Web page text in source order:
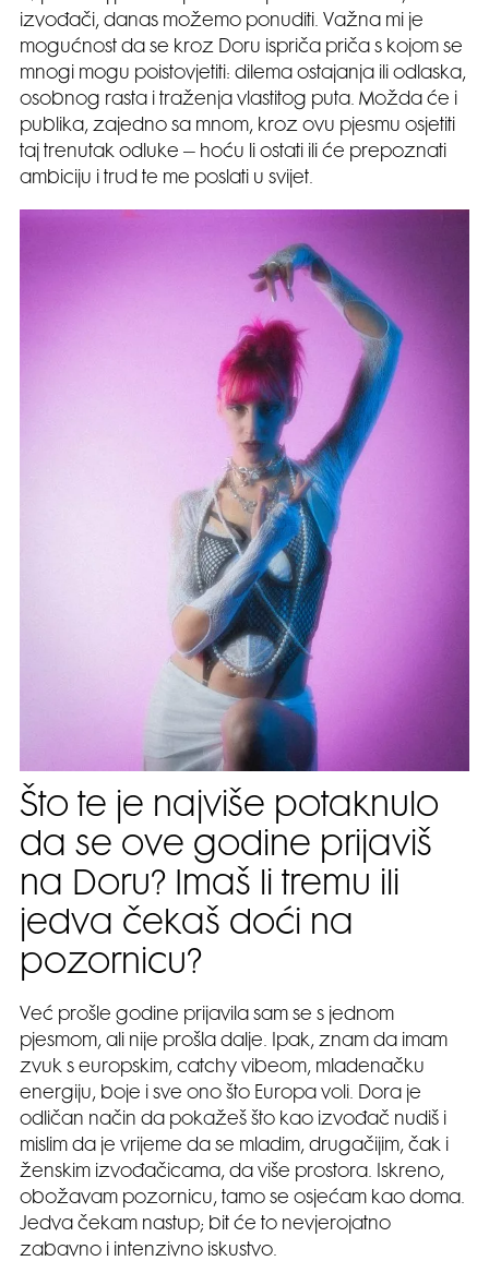
izvođači, danas možemo ponuditi. Važna mi je
mogućnost da se kroz Doru ispriča priča s kojom se
mnogi mogu poistovjetiti: dilema ostajanja ili odlaska,
osobnog rasta i traženja vlastitog puta. Možda će i
publika, zajedno sa mnom, kroz ovu pjesmu osjetiti
taj trenutak odluke – hoću li ostati ili će prepoznati
ambiciju i trud te me poslati u svijet.
Što te je najviše potaknulo
da se ove godine prijaviš
na Doru? Imaš li tremu ili
jedva čekaš doći na
pozornicu?
Već prošle godine prijavila sam se s jednom
pjesmom, ali nije prošla dalje. Ipak, znam da imam
zvuk s europskim, catchy vibeom, mladenačku
energiju, boje i sve ono što Europa voli. Dora je
odličan način da pokažeš što kao izvođač nudiš i
mislim da je vrijeme da se mladim, drugačijim, čak i
ženskim izvođačicama, da više prostora. Iskreno,
obožavam pozornicu, tamo se osjećam kao doma.
Jedva čekam nastup; bit će to nevjerojatno
zabavno i intenzivno iskustvo.